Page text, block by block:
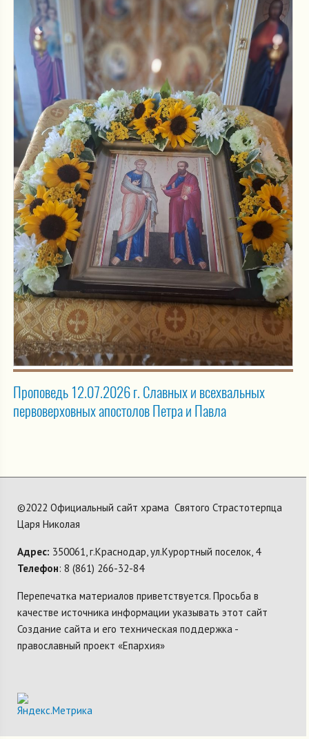
Проповедь 12.07.2026 г. Славных и всехвальных
первоверховных апостолов Петра и Павла
©2022 Официальный сайт храма Святого Страстотерпца
Царя Николая
Адрес: 350061, г.Краснодар, ул.Курортный поселок, 4
Телефон: 8 (861) 266-32-84
Перепечатка материалов приветствуется. Просьба в
качестве источника информации указывать этот сайт
Создание сайта и его техническая поддержка -
православный проект «Епархия»